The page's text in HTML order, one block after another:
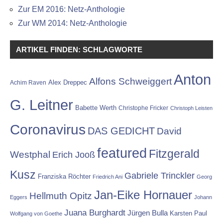
Zur EM 2016: Netz-Anthologie
Zur WM 2014: Netz-Anthologie
ARTIKEL FINDEN: SCHLAGWORTE
Achim Raven Alex Dreppec Alfons SchweiggertAnton
G. Leitner Babette Werth Christophe Fricker Christoph Leisten
Coronavirus DAS GEDICHT David
Westphal Erich Jooß featured Fitzgerald
Kusz Franziska Röchter Friedrich Ani Gabriele Trinckler Georg
Eggers Hellmuth Opitz Jan-Eike Hornauer Johann
Wolfgang von Goethe Juana Burghardt Jürgen Bulla Karsten Paul